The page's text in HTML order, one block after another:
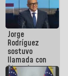
"Héroe de
Venezuela"
a servidores
públicos
Jorge
Rodríguez
sostuvo
llamada con
Dinorah